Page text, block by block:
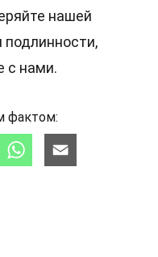
нашей
подлинности,
с нами.
фактом: